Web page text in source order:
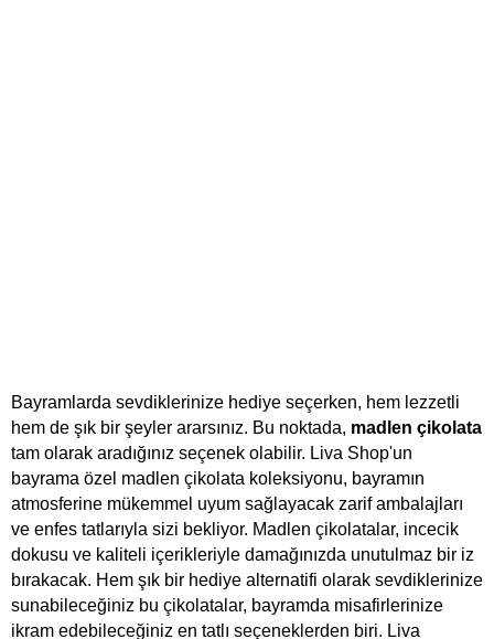
Bayramlarda sevdiklerinize hediye seçerken, hem lezzetli
hem de şık bir şeyler ararsınız. Bu noktada, madlen çikolata
tam olarak aradığınız seçenek olabilir. Liva Shop'un
bayrama özel madlen çikolata koleksiyonu, bayramın
atmosferine mükemmel uyum sağlayacak zarif ambalajları
ve enfes tatlarıyla sizi bekliyor. Madlen çikolatalar, incecik
dokusu ve kaliteli içerikleriyle damağınızda unutulmaz bir iz
bırakacak. Hem şık bir hediye alternatifi olarak sevdiklerinize
sunabileceğiniz bu çikolatalar, bayramda misafirlerinize
ikram edebileceğiniz en tatlı seçeneklerden biri. Liva